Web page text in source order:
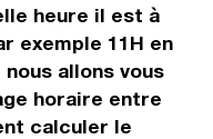
heure il est à
exemple 11H en
allons vous
horaire entre
calculer le